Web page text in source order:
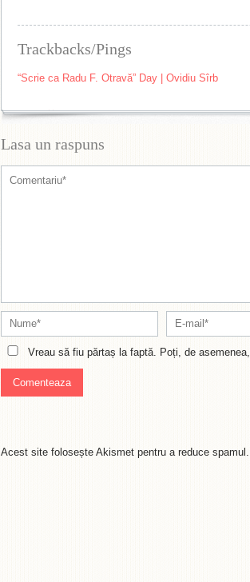
Trackbacks/Pings
“Scrie ca Radu F. Otravă” Day | Ovidiu Sîrb
Lasa un raspuns
Vreau să fiu părtaș la faptă. Poți, de asemenea,
Acest site folosește Akismet pentru a reduce spamul.